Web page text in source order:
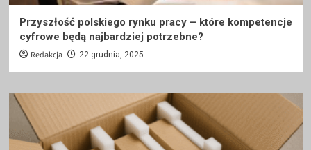
Przyszłość polskiego rynku pracy – które kompetencje
cyfrowe będą najbardziej potrzebne?
Redakcja 22 grudnia, 2025